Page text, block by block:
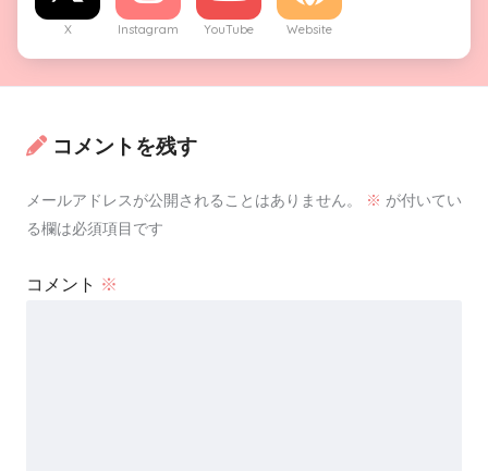
X Instagram YouTube Website
コメントを残す
メールアドレスが公開されることはありません。 ※ が付いてい
る欄は必須項目です
コメント ※